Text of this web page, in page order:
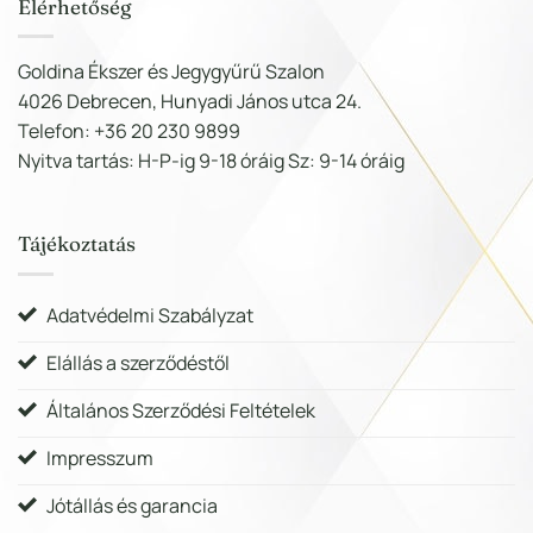
Elérhetőség
Goldina Ékszer és Jegygyűrű Szalon
4026 Debrecen, Hunyadi János utca 24.
Telefon: +36 20 230 9899
Nyitva tartás: H-P-ig 9-18 óráig Sz: 9-14 óráig
Tájékoztatás
Adatvédelmi Szabályzat
Elállás a szerződéstől
Általános Szerződési Feltételek
Impresszum
Jótállás és garancia